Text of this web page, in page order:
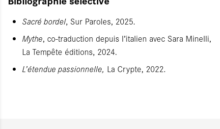
Sacré bordel, Sur Paroles, 2025.
Mythe, co-traduction depuis l’italien avec Sara Minelli,
La Tempête éditions, 2024.
L’étendue passionnelle, La Crypte, 2022.